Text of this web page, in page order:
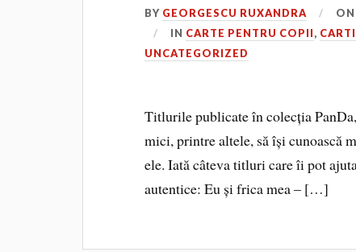
BY GEORGESCU RUXANDRA ON
IN CARTE PENTRU COPII, CARTI
UNCATEGORIZED
Titlurile publicate în colecția
mici, printre altele, să își cunoască
ele. Iată câteva titluri care îi pot
autentice: Eu și frica mea – […]